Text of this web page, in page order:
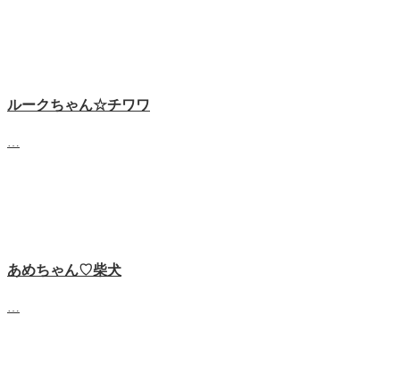
ルークちゃん☆チワワ
あめちゃん♡‬柴犬